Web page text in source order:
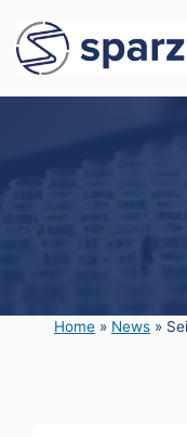
Inhalt
springen
Home » News »